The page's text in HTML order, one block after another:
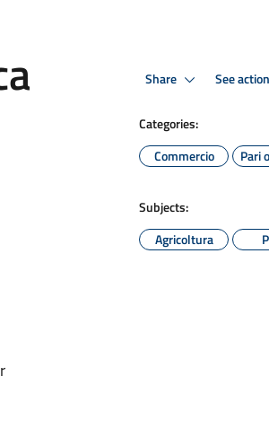
Share See
Categories:
Commercio
Pari
Subjects:
Agricoltura